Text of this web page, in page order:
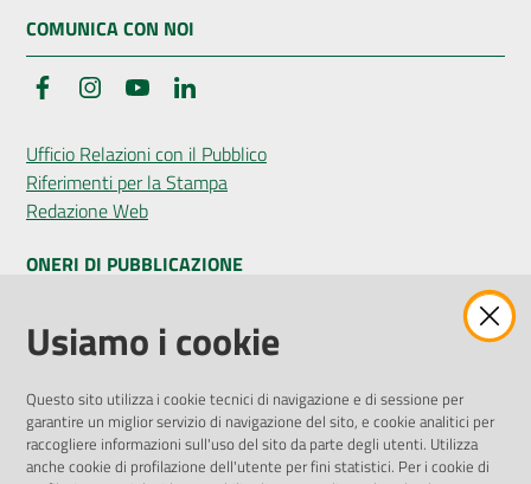
COMUNICA CON NOI
FacebookInstagramYouTube
Ufficio Relazioni con il Pubblico
Riferimenti per la Stampa
Redazione Web
ONERI DI PUBBLICAZIONE
Amministrazione Trasparente
Pubblicità legale
Privacy Policy
Attuazione Misure PNRR
Liste di Attesa
Usiamo i cookie
Questo sito utilizza i cookie tecnici di navigazione e di sessione per
garantire un miglior servizio di navigazione del sito, e cookie analitici per
raccogliere informazioni sull'uso del sito da parte degli utenti. Utilizza
anche cookie di profilazione dell'utente per fini statistici. Per i cookie di